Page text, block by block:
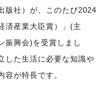
版社）が、このたび2024
済産業大臣賞）」(主
振興会)を受賞しまし
した生活に必要な知識や
容が特長です。